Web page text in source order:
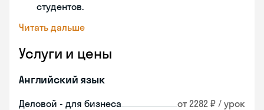
студентов.
Читать дальше
Услуги и цены
Английский язык
Деловой - для бизнеса от 2282 ₽ / урок